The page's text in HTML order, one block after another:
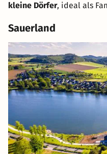
kleine Dörfer, ideal als
Sauerland